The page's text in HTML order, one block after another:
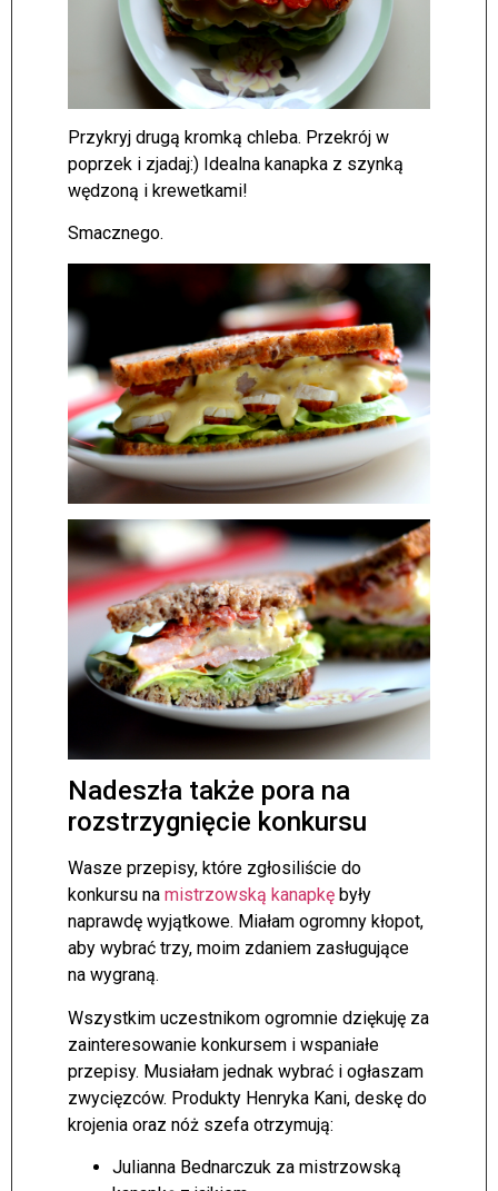
Przykryj drugą kromką chleba. Przekrój w
poprzek i zjadaj:) Idealna kanapka z szynką
wędzoną i krewetkami!
Smacznego.
Nadeszła także pora na
rozstrzygnięcie konkursu
Wasze przepisy, które zgłosiliście do
konkursu na mistrzowską kanapkę były
naprawdę wyjątkowe. Miałam ogromny kłopot,
aby wybrać trzy, moim zdaniem zasługujące
na wygraną.
Wszystkim uczestnikom ogromnie dziękuję za
zainteresowanie konkursem i wspaniałe
przepisy. Musiałam jednak wybrać i ogłaszam
zwycięzców. Produkty Henryka Kani, deskę do
krojenia oraz nóż szefa otrzymują:
Julianna Bednarczuk za mistrzowską